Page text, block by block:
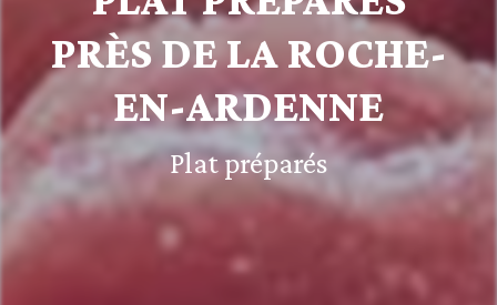
PRÈS DE LA ROCHE-
EN-ARDENNE
Plat préparés